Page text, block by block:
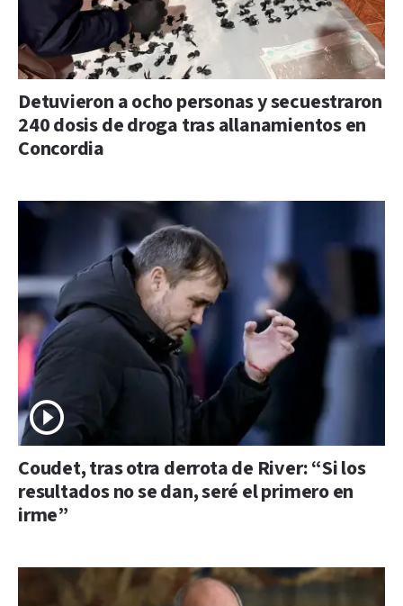
Detuvieron a ocho personas y secuestraron
240 dosis de droga tras allanamientos en
Concordia
Coudet, tras otra derrota de River: “Si los
resultados no se dan, seré el primero en
irme”